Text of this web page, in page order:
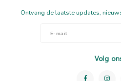
Ontvang de laatste updates,
Volg